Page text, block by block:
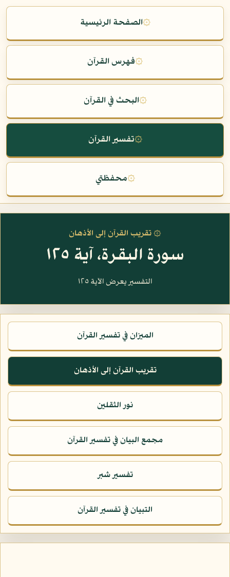
۞الصفحة الرئيسية
۞فهرس القرآن
۞البحث في القرآن
۞تفسير القرآن
۞محفظتي
۞ تقريب القرآن إلى الأذهان
سورة البقرة، آية ١٢٥
التفسير يعرض الآية ١٢٥
الميزان في تفسير القرآن
تقريب القرآن إلى الأذهان
نور الثقلين
مجمع البيان في تفسير القرآن
تفسير شبر
التبيان في تفسير القرآن